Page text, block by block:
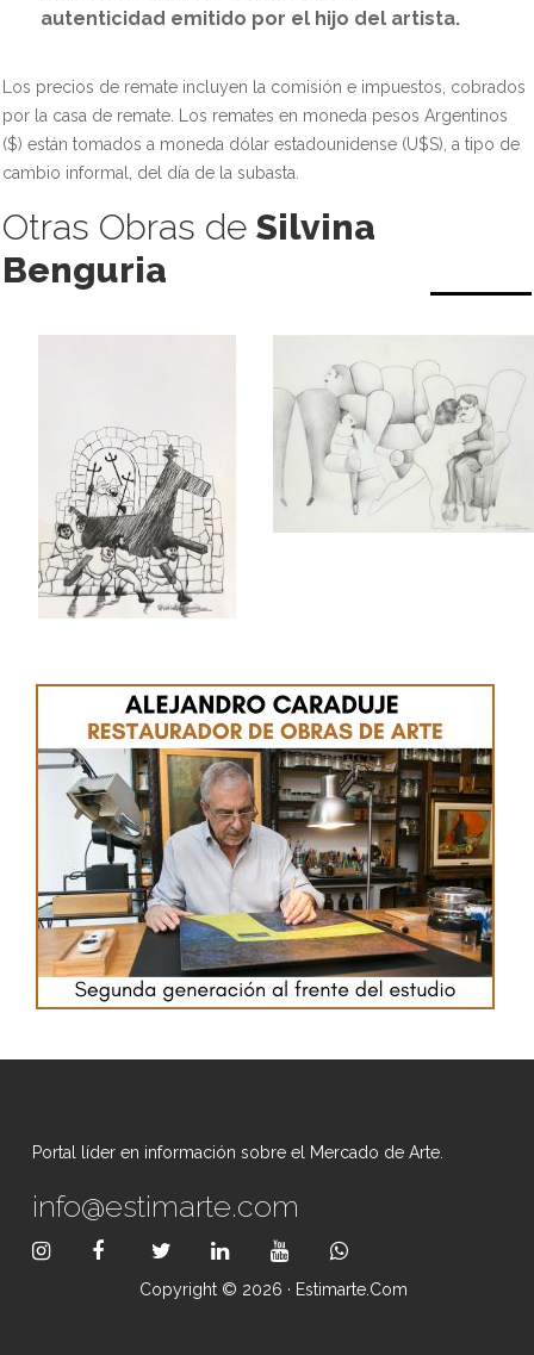
autenticidad emitido por el hijo del artista.
Los precios de remate incluyen la comisión e impuestos, cobrados
por la casa de remate. Los remates en moneda pesos Argentinos
($) están tomados a moneda dólar estadounidense (U$S), a tipo de
cambio informal, del día de la subasta.
Otras Obras de Silvina
Benguria
Portal líder en información sobre el Mercado de Arte.
info@estimarte.com
Copyright © 2026 · Estimarte.com